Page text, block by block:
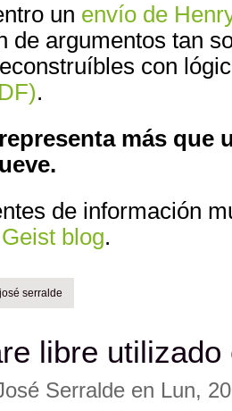
un envío de
de argumentos tan
con
.
más que
de información
blog.
de viacom en youtube.
serralde
libre
Serralde en Lun,